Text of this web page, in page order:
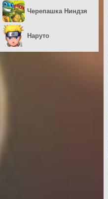
Черепашка Ниндзя
Наруто